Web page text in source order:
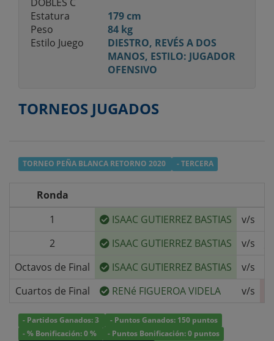
Estatura
179 cm
Peso
84 kg
Estilo Juego
DIESTRO, REVÉS A DOS
MANOS, ESTILO: JUGADOR
OFENSIVO
TORNEOS JUGADOS
TORNEO PEÑA BLANCA RETORNO 2020 - TERCERA
Ronda
1
ISAAC GUTIERREZ BASTIAS v/s
2
ISAAC GUTIERREZ BASTIAS v/s
Octavos de Final
ISAAC GUTIERREZ BASTIAS v/s
Cuartos de Final
RENé FIGUEROA VIDELA v/s
- Partidos Ganados: 3
- Puntos Ganados: 150 puntos
- % Bonificación: 0 %
- Puntos Bonificación: 0 puntos